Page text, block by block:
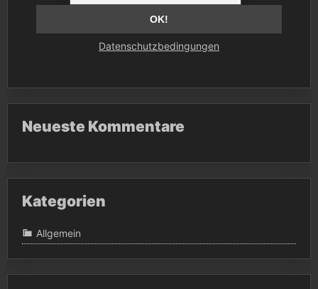
Datenschutzbedingungen
Neueste Kommentare
Kategorien
Allgemein